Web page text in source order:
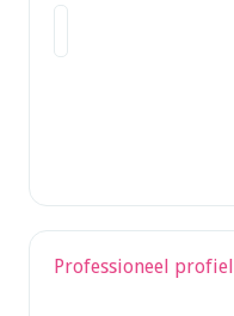
Professioneel profiel